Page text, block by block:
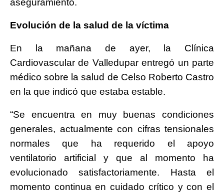
aseguramiento.
Evolución de la salud de la víctima
En la mañana de ayer, la Clínica
Cardiovascular de Valledupar entregó un parte
médico sobre la salud de Celso Roberto Castro
en la que indicó que estaba estable.
“Se encuentra en muy buenas condiciones
generales, actualmente con cifras tensionales
normales que ha requerido el apoyo
ventilatorio artificial y que al momento ha
evolucionado satisfactoriamente. Hasta el
momento continua en cuidado crítico y con el